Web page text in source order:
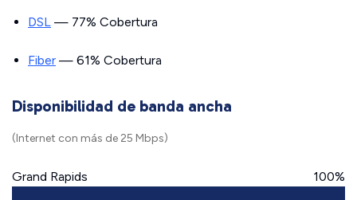
DSL — 77% Cobertura
Fiber — 61% Cobertura
Disponibilidad de banda ancha
(Internet con más de 25 Mbps)
Grand Rapids 100%